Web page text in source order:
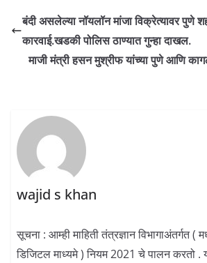
बंदी असलेल्या नॉयलॉन मांजा विक्रेत्यावर पुणे
कारवाई.खडकी पोलिस ठाण्यात गुन्हा दाखल.
माजी मंत्री हसन मुश्रीफ यांच्या पुणे आणि
wajid s khan
सूचना : आम्ही माहिती तंत्रज्ञान विभागाअंतर्गत (
डिजिटल माध्यमे ) नियम 2021 चे पालन करतो .